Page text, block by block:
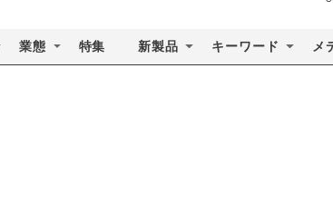
業態 特集 新製品 キーワード メ